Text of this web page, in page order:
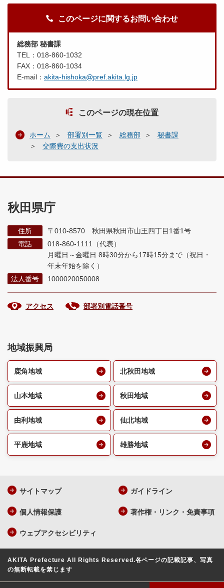
このページに関するお問い合わせ
総務部 秘書課
TEL：018-860-1032
FAX：018-860-1034
E-mail： akita-hishoka@pref.akita.lg.jp
このページの現在位置
ホーム 部署別一覧 総務部
秘書課
交際費の支出状況
秋田県庁
住所
〒010-8570 秋田県秋田市山王四丁目1番1号
電話
018-860-1111（代表）
月曜日～金曜日 8時30分から17時15分まで （祝日・
年末年始を除く）
法人番号
1000020050008
アクセス 部署別電話番号
地域振興局
鹿角地域 北秋田地域
山本地域 秋田地域
由利地域 仙北地域
平鹿地域 雄勝地域
サイトマップ ガイドライン
個人情報保護 著作権・リンク・免責事項
ウェブアクセシビリティ
AKITA Prefecture All Rights Reserved.各ページの記載記事、写真
の無断転載を禁じます